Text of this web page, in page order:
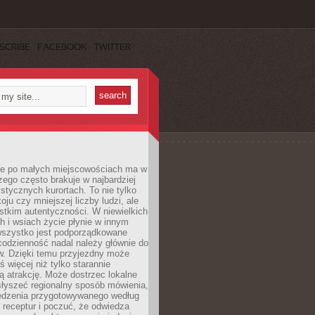
FACEBOOK TWITTER
po małych miejscowościach ma w
często brakuje w najbardziej
kurortach. To nie tylko
czy mniejszej liczby ludzi, ale
autentyczności. W niewielkich
i wsiach życie płynie w innym
jest podporządkowane
nadal należy głównie do
Dzięki temu przyjezdny może
więcej niż tylko starannie
atrakcję. Może dostrzec lokalne
regionalny sposób mówienia,
przygotowywanego według
i poczuć, że odwiedza